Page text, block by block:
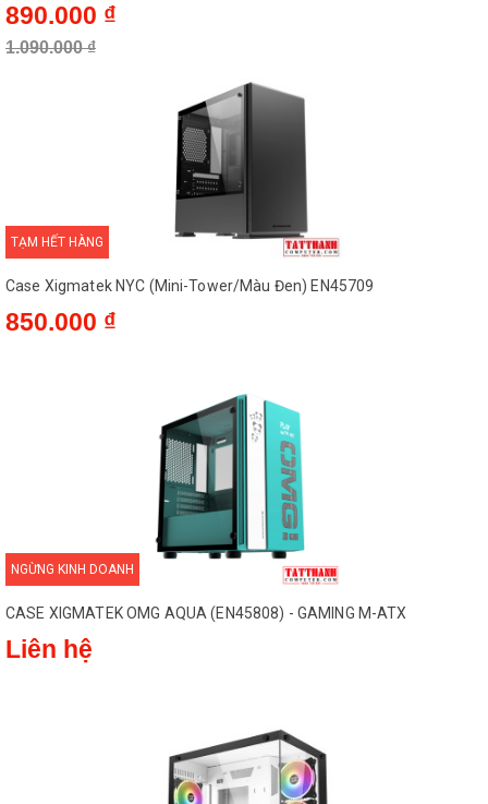
890.000 ₫
1.090.000 ₫
TẠM HẾT HÀNG
Case Xigmatek NYC (Mini-Tower/Màu Đen) EN45709
850.000 ₫
NGỪNG KINH DOANH
CASE XIGMATEK OMG AQUA (EN45808) - GAMING M-ATX
Liên hệ